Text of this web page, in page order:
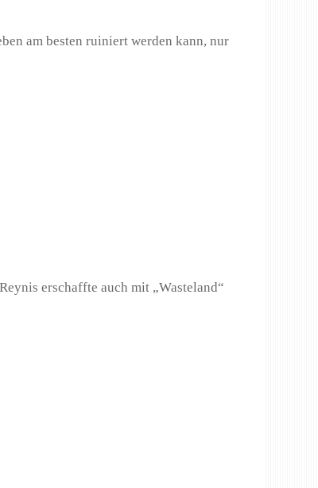
am besten ruiniert werden kann, nur
erschaffte auch mit „Wasteland“